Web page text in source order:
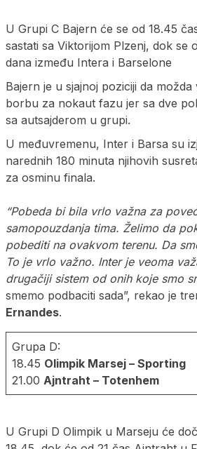
U Grupi C Bajern će se od 18.45
sastati sa Viktorijom Plzenj, dok se
dana između Intera i Barselone
Bajern je u sjajnoj poziciji da
borbu za nokaut fazu jer sa dve
sa autsajderom u grupi.
U međuvremenu, Inter i Barsa su
narednih 180 minuta njihovih
za osminu finala.
“Pobeda bi bila vrlo važna za
samopouzdanja tima. Želimo da
pobediti na ovakvom terenu. Da
To je vrlo važno. Inter je veoma
drugačiji sistem od onih koje smo
smemo podbaciti sada”, rekao je
Ernandes.
Grupa D:
18.45 Olimpik Marsej – Sporting
21.00 Ajntraht – Totenhem
U Grupi D Olimpik u Marseju će